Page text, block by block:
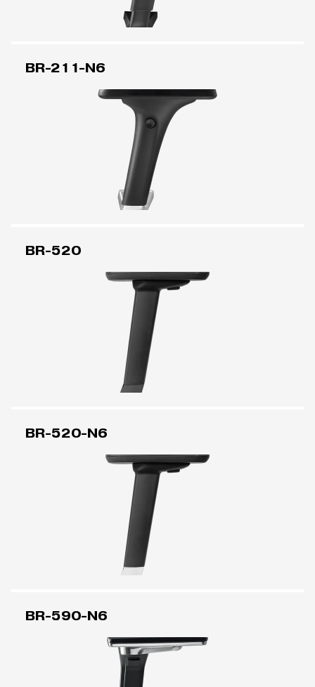
BR-211-N6
BR-520
BR-520-N6
BR-590-N6